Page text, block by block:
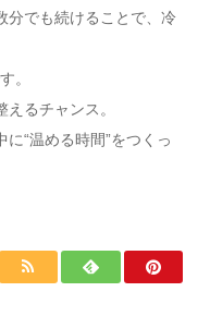
分でも続けることで、冷
。
るチャンス。
“温める時間”をつくっ